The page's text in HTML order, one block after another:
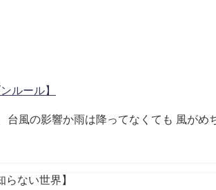
ルール】
風の影響か雨は降ってなくても 風がめ